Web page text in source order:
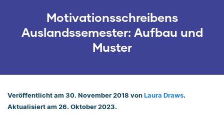
Motivationsschreibens
Auslandssemester: Aufbau und
Muster
Veröffentlicht am 30. November 2018 von Laura Draws.
Aktualisiert am 26. Oktober 2023.